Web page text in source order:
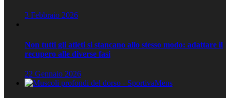
3 Febbraio 2026
Non tutti gli atleti si stancano allo stesso modo: adattare il
recupero alle diverse fasi
22 Gennaio 2026